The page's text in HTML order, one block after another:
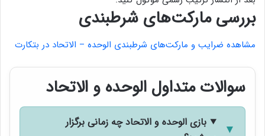
بررسی مارکت‌های شرطبندی
مشاهده ضرایب و مارکت‌های شرطبندی الوحده – الاتحاد در بتکارت
سوالات متداول الوحده و الاتحاد
بازی الوحده و الاتحاد چه زمانی برگزار